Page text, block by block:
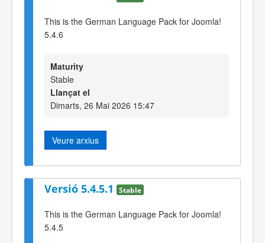
This is the German Language Pack for Joomla!
5.4.6
Maturity
Stable
Llançat el
Dimarts, 26 Mai 2026 15:47
Veure arxius
Versió 5.4.5.1 Stable
This is the German Language Pack for Joomla!
5.4.5